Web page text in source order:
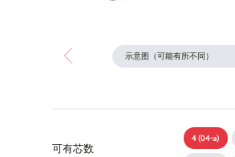
可有芯数
4 (04-a)